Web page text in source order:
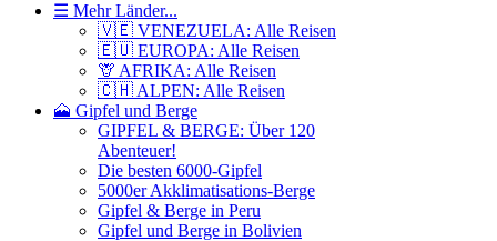
☰ Mehr Länder...
🇻🇪 VENEZUELA: Alle Reisen
🇪🇺 EUROPA: Alle Reisen
🦒 AFRIKA: Alle Reisen
🇨🇭 ALPEN: Alle Reisen
🗻 Gipfel und Berge
GIPFEL & BERGE: Über 120
Abenteuer!
Die besten 6000-Gipfel
5000er Akklimatisations-Berge
Gipfel & Berge in Peru
Gipfel und Berge in Bolivien